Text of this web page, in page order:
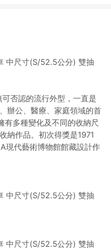
否認的流行外型，一直是
辦公、醫療、家庭領域的首
多種變化及不同的收納尺
納作品。初次得獎是1971
現代藝術博物館館藏設計作